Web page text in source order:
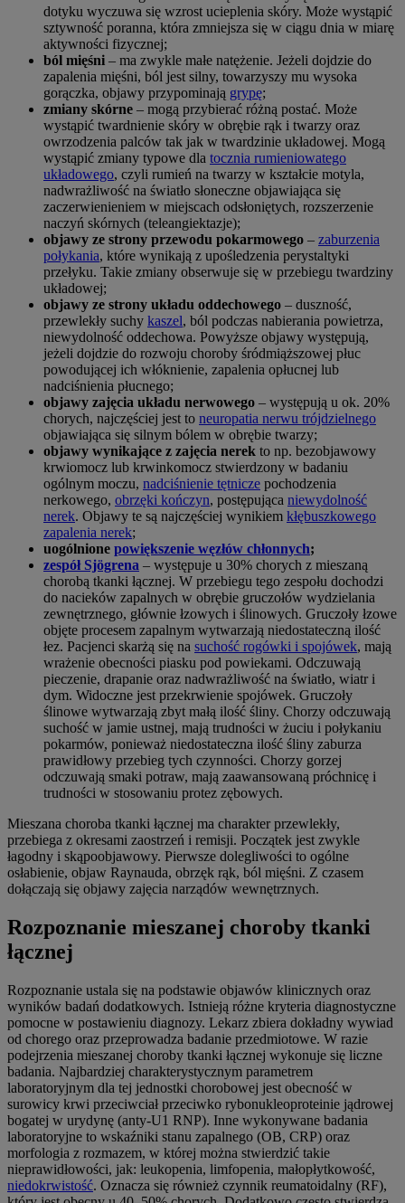
dotyku wyczuwa się wzrost ucieplenia skóry. Może wystąpić
sztywność poranna, która zmniejsza się w ciągu dnia w miarę
aktywności fizycznej;
ból mięśni – ma zwykle małe natężenie. Jeżeli dojdzie do
zapalenia mięśni, ból jest silny, towarzyszy mu wysoka
gorączka, objawy przypominają grypę;
zmiany skórne – mogą przybierać różną postać. Może
wystąpić twardnienie skóry w obrębie rąk i twarzy oraz
owrzodzenia palców tak jak w twardzinie układowej. Mogą
wystąpić zmiany typowe dla tocznia rumieniowatego
układowego, czyli rumień na twarzy w kształcie motyla,
nadwrażliwość na światło słoneczne objawiająca się
zaczerwienieniem w miejscach odsłoniętych, rozszerzenie
naczyń skórnych (teleangiektazje);
objawy ze strony przewodu pokarmowego – zaburzenia
połykania, które wynikają z upośledzenia perystaltyki
przełyku. Takie zmiany obserwuje się w przebiegu twardziny
układowej;
objawy ze strony układu oddechowego – duszność,
przewlekły suchy kaszel, ból podczas nabierania powietrza,
niewydolność oddechowa. Powyższe objawy występują,
jeżeli dojdzie do rozwoju choroby śródmiąższowej płuc
powodującej ich włóknienie, zapalenia opłucnej lub
nadciśnienia płucnego;
objawy zajęcia układu nerwowego – występują u ok. 20%
chorych, najczęściej jest to neuropatia nerwu trójdzielnego
objawiająca się silnym bólem w obrębie twarzy;
objawy wynikające z zajęcia nerek to np. bezobjawowy
krwiomocz lub krwinkomocz stwierdzony w badaniu
ogólnym moczu, nadciśnienie tętnicze pochodzenia
nerkowego, obrzęki kończyn, postępująca niewydolność
nerek. Objawy te są najczęściej wynikiem kłębuszkowego
zapalenia nerek;
uogólnione powiększenie węzłów chłonnych;
zespół Sjögrena – występuje u 30% chorych z mieszaną
chorobą tkanki łącznej. W przebiegu tego zespołu dochodzi
do nacieków zapalnych w obrębie gruczołów wydzielania
zewnętrznego, głównie łzowych i ślinowych. Gruczoły łzowe
objęte procesem zapalnym wytwarzają niedostateczną ilość
łez. Pacjenci skarżą się na suchość rogówki i spojówek, mają
wrażenie obecności piasku pod powiekami. Odczuwają
pieczenie, drapanie oraz nadwrażliwość na światło, wiatr i
dym. Widoczne jest przekrwienie spojówek. Gruczoły
ślinowe wytwarzają zbyt małą ilość śliny. Chorzy odczuwają
suchość w jamie ustnej, mają trudności w żuciu i połykaniu
pokarmów, ponieważ niedostateczna ilość śliny zaburza
prawidłowy przebieg tych czynności. Chorzy gorzej
odczuwają smaki potraw, mają zaawansowaną próchnicę i
trudności w stosowaniu protez zębowych.
Mieszana choroba tkanki łącznej ma charakter przewlekły,
przebiega z okresami zaostrzeń i remisji. Początek jest zwykle
łagodny i skąpoobjawowy. Pierwsze dolegliwości to ogólne
osłabienie, objaw Raynauda, obrzęk rąk, ból mięśni. Z czasem
dołączają się objawy zajęcia narządów wewnętrznych.
Rozpoznanie mieszanej choroby tkanki
łącznej
Rozpoznanie ustala się na podstawie objawów klinicznych oraz
wyników badań dodatkowych. Istnieją różne kryteria diagnostyczne
pomocne w postawieniu diagnozy. Lekarz zbiera dokładny wywiad
od chorego oraz przeprowadza badanie przedmiotowe. W razie
podejrzenia mieszanej choroby tkanki łącznej wykonuje się liczne
badania. Najbardziej charakterystycznym parametrem
laboratoryjnym dla tej jednostki chorobowej jest obecność w
surowicy krwi przeciwciał przeciwko rybonukleoproteinie jądrowej
bogatej w urydynę (anty-U1 RNP). Inne wykonywane badania
laboratoryjne to wskaźniki stanu zapalnego (OB, CRP) oraz
morfologia z rozmazem, w której można stwierdzić takie
nieprawidłowości, jak: leukopenia, limfopenia, małopłytkowość,
niedokrwistość. Oznacza się również czynnik reumatoidalny (RF),